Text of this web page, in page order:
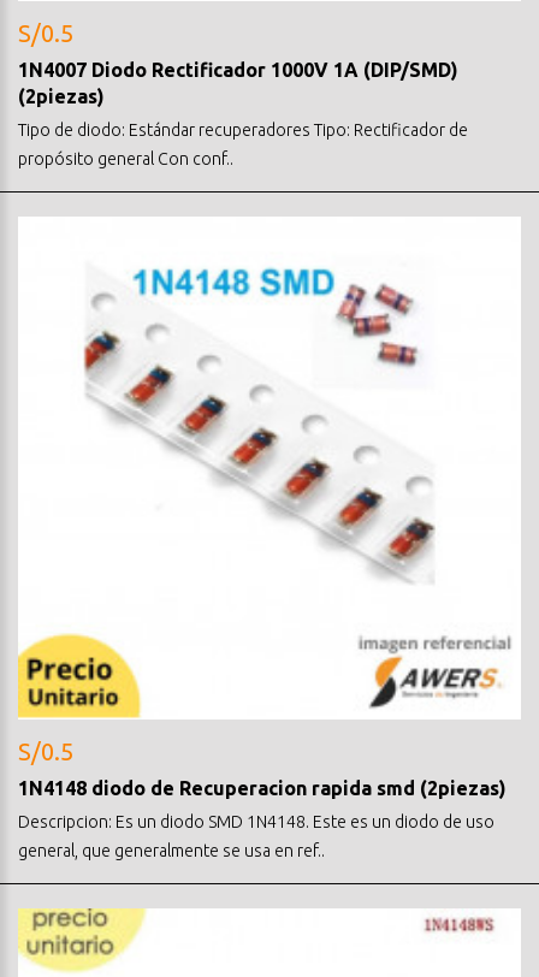
S/0.5
1N4007 Diodo Rectificador 1000V 1A (DIP/SMD)
(2piezas)
Tipo de diodo: Estándar recuperadores Tipo: Rectificador de
propósito general Con conf..
S/0.5
1N4148 diodo de Recuperacion rapida smd (2piezas)
Descripcion: Es un diodo SMD 1N4148. Este es un diodo de uso
general, que generalmente se usa en ref..